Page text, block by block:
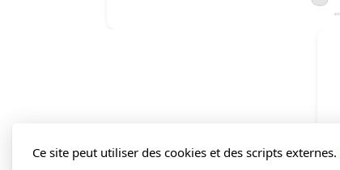
Ce site peut utiliser des cookies et des scripts externes.